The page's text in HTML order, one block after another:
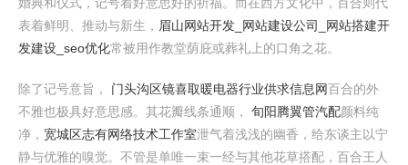
表着鲜明、推动与新生， 眉山网站开发_网站建设公司_网站搭建开
发建设_seo优化常被用作教堂荫庇或葬礼上的口角之花。
除了记号意旨， 门头沟区镜喜取暖电器行业供求信息网百合的外
不雅也极具好意思感。其花瓣线条通顺， 旬阳腾翼管汽配颜料纯
净， 宽城区志有网络技术工作室泄气着浅浅的幽香，给东谈主以宁
静与优雅的嗅觉。不管是单唯一束一经与其他花草搭配，百合王人